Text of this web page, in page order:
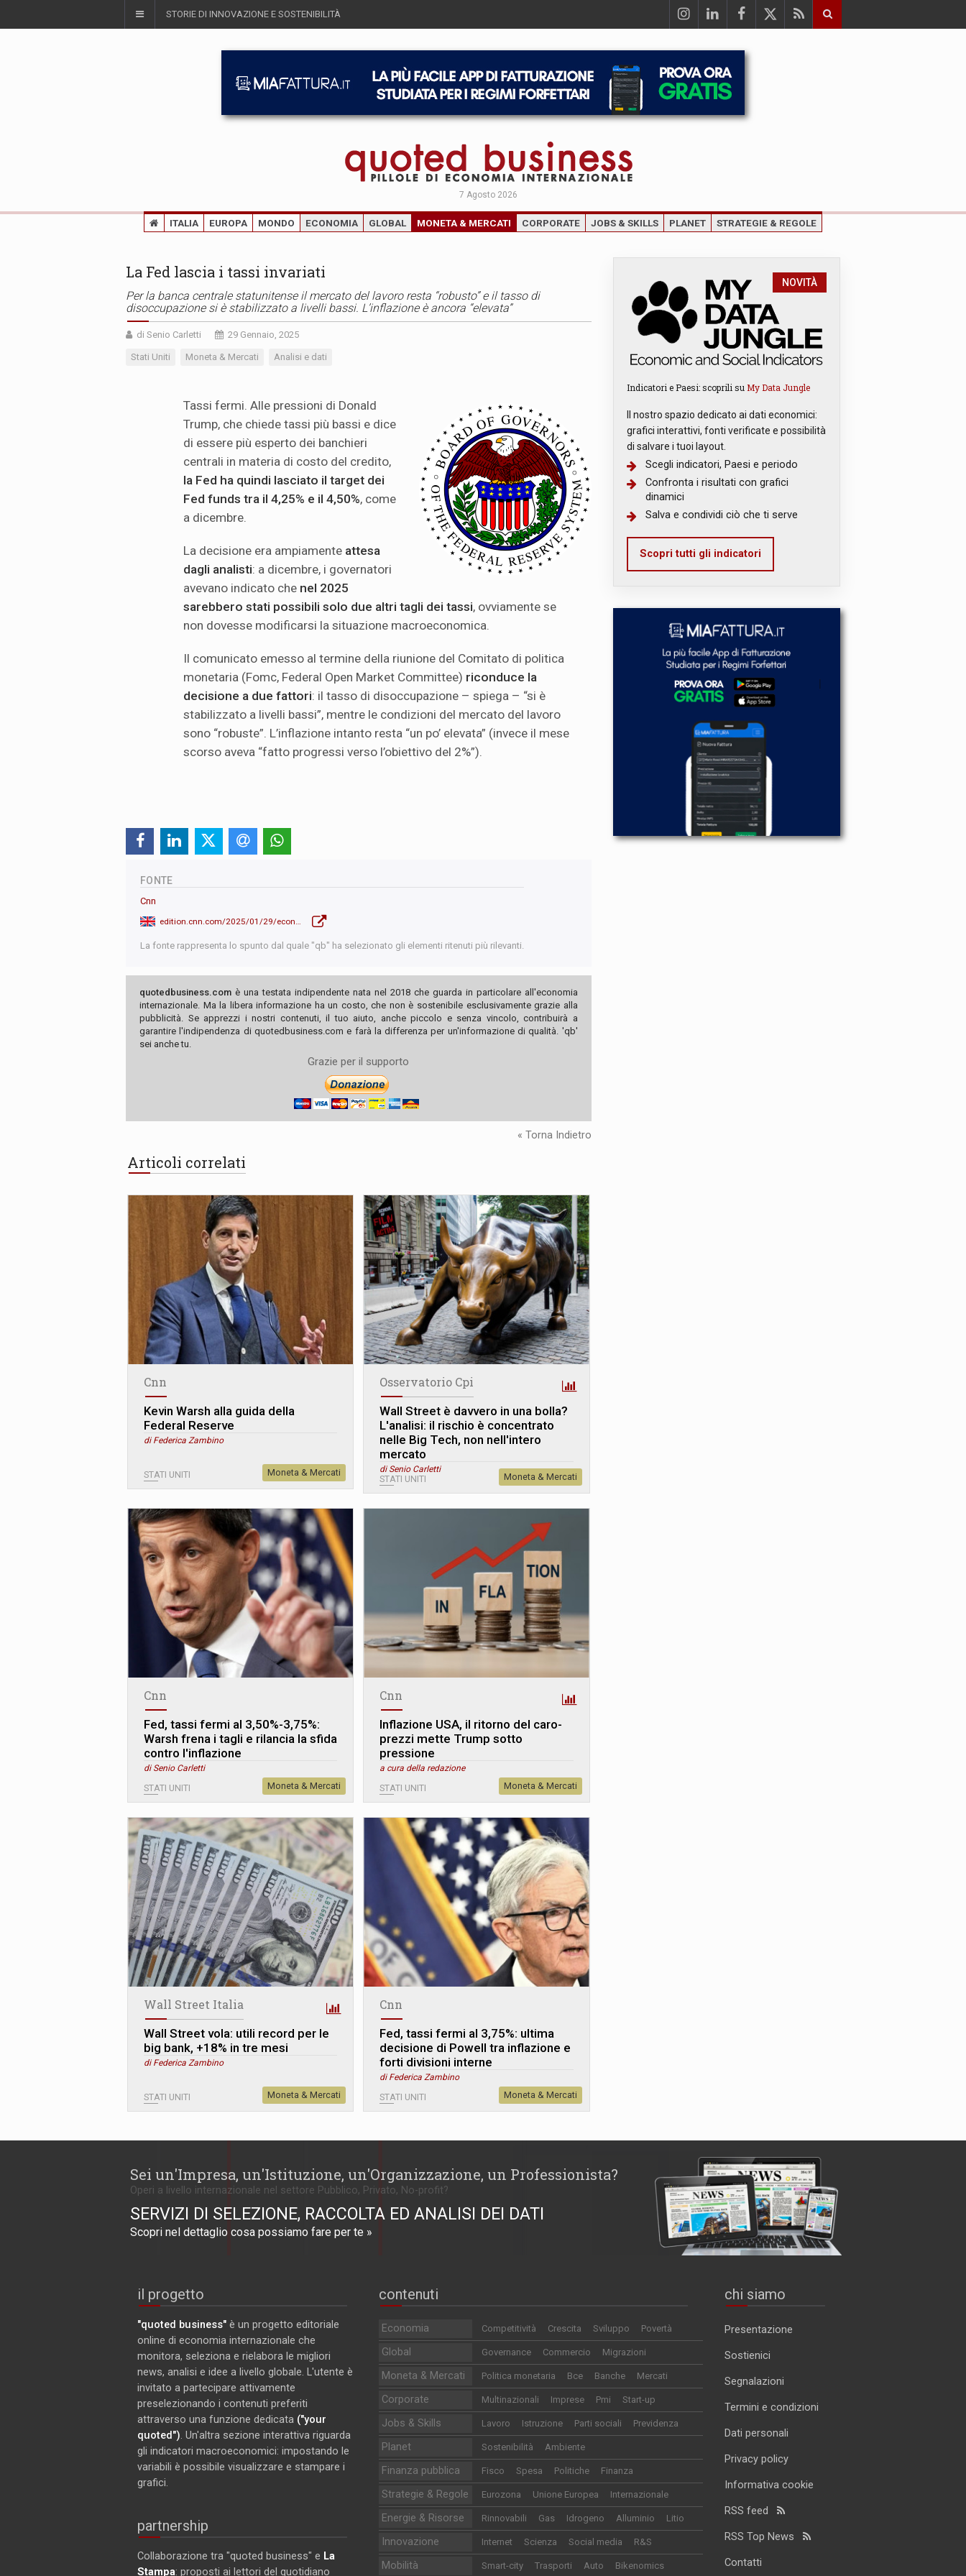
STORIE DI INNOVAZIONE E SOSTENIBILITÀ
7 Agosto 2026
ITALIA EUROPA MONDO ECONOMIA GLOBAL MONETA & MERCATI CORPORATE JOBS & SKILLS PLANET STRATEGIE & REGOLE
La Fed lascia i tassi invariati
Per la banca centrale statunitense il mercato del lavoro resta “robusto” e il tasso di
disoccupazione si è stabilizzato a livelli bassi. L’inflazione è ancora “elevata”
di Senio Carletti 29 Gennaio, 2025
Stati Uniti Moneta & Mercati Analisi e dati
Tassi fermi. Alle pressioni di Donald
Trump, che chiede tassi più bassi e dice
di essere più esperto dei banchieri
centrali in materia di costo del credito,
la Fed ha quindi lasciato il target dei
Fed funds tra il 4,25% e il 4,50%, come
a dicembre.
La decisione era ampiamente attesa
dagli analisti: a dicembre, i governatori
avevano indicato che nel 2025
sarebbero stati possibili solo due altri tagli dei tassi, ovviamente se
non dovesse modificarsi la situazione macroeconomica.
Il comunicato emesso al termine della riunione del Comitato di politica
monetaria (Fomc, Federal Open Market Committee) riconduce la
decisione a due fattori: il tasso di disoccupazione – spiega – “si è
stabilizzato a livelli bassi”, mentre le condizioni del mercato del lavoro
sono “robuste”. L’inflazione intanto resta “un po’ elevata” (invece il mese
scorso aveva “fatto progressi verso l’obiettivo del 2%”).
FONTE
Cnn
edition.cnn.com/2025/01/29/economy/fed-rate-decision-january/index.html
La fonte rappresenta lo spunto dal quale "qb" ha selezionato gli elementi ritenuti più rilevanti.
quotedbusiness.com è una testata indipendente nata nel 2018 che guarda in particolare all'economia
internazionale. Ma la libera informazione ha un costo, che non è sostenibile esclusivamente grazie alla
pubblicità. Se apprezzi i nostri contenuti, il tuo aiuto, anche piccolo e senza vincolo, contribuirà a
garantire l'indipendenza di quotedbusiness.com e farà la differenza per un'informazione di qualità. 'qb'
sei anche tu.
Grazie per il supporto
« Torna Indietro
Articoli correlati
Cnn
Kevin Warsh alla guida della
Federal Reserve
di Federica Zambino
STATI UNITI Moneta & Mercati
Osservatorio Cpi
Wall Street è davvero in una bolla?
L'analisi: il rischio è concentrato
nelle Big Tech, non nell'intero
mercato
di Senio Carletti
STATI UNITI Moneta & Mercati
Cnn
Fed, tassi fermi al 3,50%-3,75%:
Warsh frena i tagli e rilancia la sfida
contro l'inflazione
di Senio Carletti
STATI UNITI Moneta & Mercati
Cnn
Inflazione USA, il ritorno del caro-
prezzi mette Trump sotto
pressione
a cura della redazione
STATI UNITI Moneta & Mercati
Wall Street Italia
Wall Street vola: utili record per le
big bank, +18% in tre mesi
di Federica Zambino
STATI UNITI Moneta & Mercati
Cnn
Fed, tassi fermi al 3,75%: ultima
decisione di Powell tra inflazione e
forti divisioni interne
di Federica Zambino
STATI UNITI Moneta & Mercati
NOVITÀ
Indicatori e Paesi: scoprili su My Data Jungle
Il nostro spazio dedicato ai dati economici:
grafici interattivi, fonti verificate e possibilità
di salvare i tuoi layout.
Scegli indicatori, Paesi e periodo
Confronta i risultati con grafici
dinamici
Salva e condividi ciò che ti serve
Scopri tutti gli indicatori
Sei un'Impresa, un'Istituzione, un'Organizzazione, un Professionista?
Operi a livello internazionale nel settore Pubblico, Privato, No-profit?
SERVIZI DI SELEZIONE, RACCOLTA ED ANALISI DEI DATI
Scopri nel dettaglio cosa possiamo fare per te »
il progetto
"quoted business" è un progetto editoriale
online di economia internazionale che
monitora, seleziona e rielabora le migliori
news, analisi e idee a livello globale. L'utente è
invitato a partecipare attivamente
preselezionando i contenuti preferiti
attraverso una funzione dedicata ("your
quoted"). Un'altra sezione interattiva riguarda
gli indicatori macroeconomici: impostando le
variabili è possibile visualizzare e stampare i
grafici.
partnership
Collaborazione tra "quoted business" e La
Stampa: proposti ai lettori del quotidiano
contenuti
Economia Competitività Crescita Sviluppo Povertà
Global Governance Commercio Migrazioni
Moneta & Mercati Politica monetaria Bce Banche Mercati
Corporate Multinazionali Imprese Pmi Start-up
Jobs & Skills Lavoro Istruzione Parti sociali Previdenza
Planet Sostenibilità Ambiente
Finanza pubblica Fisco Spesa Politiche Finanza
Strategie & Regole Eurozona Unione Europea Internazionale
Energie & Risorse Rinnovabili Gas Idrogeno Alluminio Litio
Innovazione Internet Scienza Social media R&S
Mobilità Smart-city Trasporti Auto Bikenomics
chi siamo
Presentazione
Sostienici
Segnalazioni
Termini e condizioni
Dati personali
Privacy policy
Informativa cookie
RSS feed
RSS Top News
Contatti